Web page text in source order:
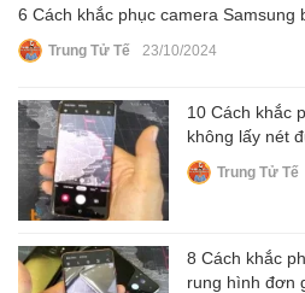
6 Cách khắc phục camera Samsung
Trung Tử Tế 23/10/2024
10 Cách khắc
không lấy nét
Trung Tử Tế
8 Cách khắc
rung hình đơn